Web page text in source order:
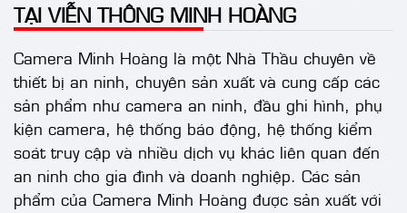
TẠI VIỄN THÔNG MINH HOÀNG
Camera Minh Hoàng là một Nhà Thầu chuyên về
thiết bị an ninh, chuyên sản xuất và cung cấp các
sản phẩm như camera an ninh, đầu ghi hình, phụ
kiện camera, hệ thống báo động, hệ thống kiểm
soát truy cập và nhiều dịch vụ khác liên quan đến
an ninh cho gia đình và doanh nghiệp. Các sản
phẩm của Camera Minh Hoàng được sản xuất với